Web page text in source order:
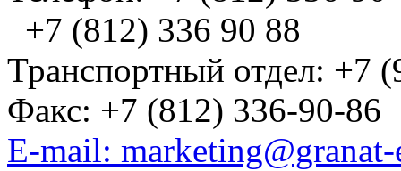
+7 (812) 336 90 88
Транспортный отдел: +7
Факс: +7 (812) 336-90-86
E-mail: